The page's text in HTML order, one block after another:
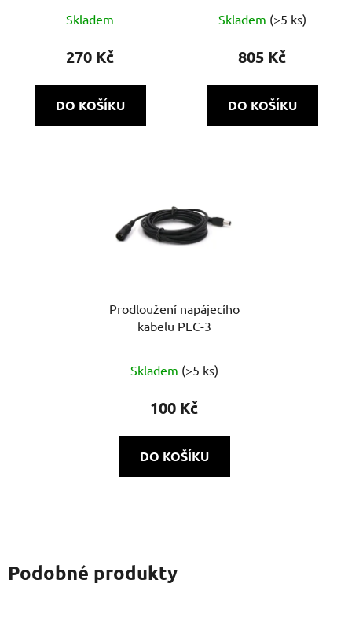
Skladem
270 Kč
DO KOŠÍKU
Skladem (>5 ks)
805 Kč
DO KOŠÍKU
Prodloužení napájecího
kabelu PEC-3
Skladem (>5 ks)
100 Kč
DO KOŠÍKU
Podobné produkty